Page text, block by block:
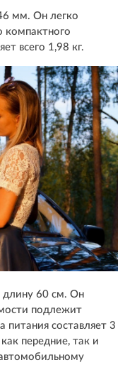
мм. Он легко
компактного
всего 1,98 кг.
длину 60 см. Он
подлежит
составляет 3
передние, так и